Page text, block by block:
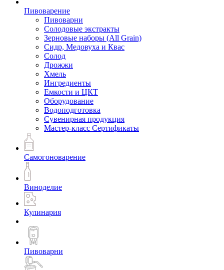
Пивоварение
Пивоварни
Солодовые экстракты
Зерновые наборы (All Grain)
Сидр, Медовуха и Квас
Солод
Дрожжи
Хмель
Ингредиенты
Емкости и ЦКТ
Оборудование
Водоподготовка
Сувенирная продукция
Мастер-класс Сертификаты
Самогоноварение
Виноделие
Кулинария
Пивоварни